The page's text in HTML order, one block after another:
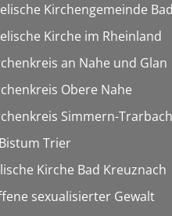
Kirchengemeinde
Kirche im Rheinland
an Nahe und Glan
Obere Nahe
Simmern-Trarbach
Trier
Kirche Bad Kreuznach
sexualisierter Gewalt